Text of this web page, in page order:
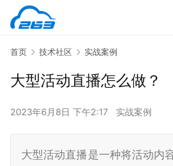
首页 技术社区 实战案例
大型活动直播怎么做？
2023年6月8日 下午2:17 实战案例
大型活动直播是一种将活动内